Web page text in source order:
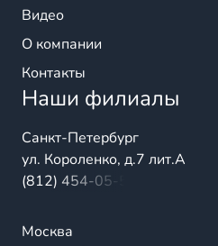
Видео
О компании
Контакты
Наши филиалы
Санкт-Петербург
ул. Короленко, д.7 лит.А
(812) 454-05-54
Москва